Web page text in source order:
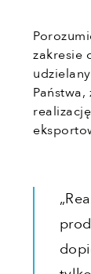
zakresie